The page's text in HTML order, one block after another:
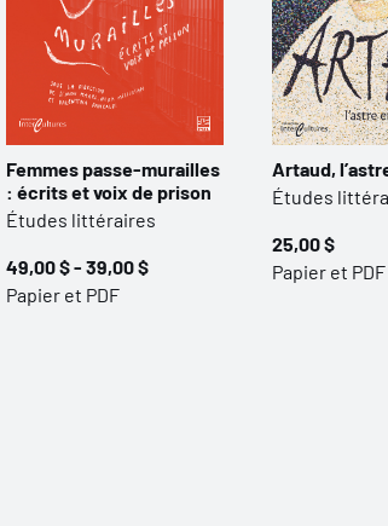
Femmes passe-murailles
: écrits et voix de prison
Études littéraires
49,00 $ - 39,00 $
Papier et PDF
Artaud,
Études
25,00 $
Papier et PDF